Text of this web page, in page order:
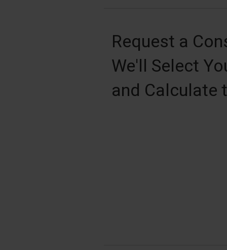
Request a
We'll Select
and Calculate